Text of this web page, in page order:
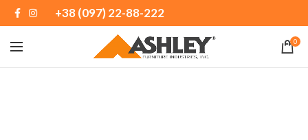
+38 (097) 22-88-222
0